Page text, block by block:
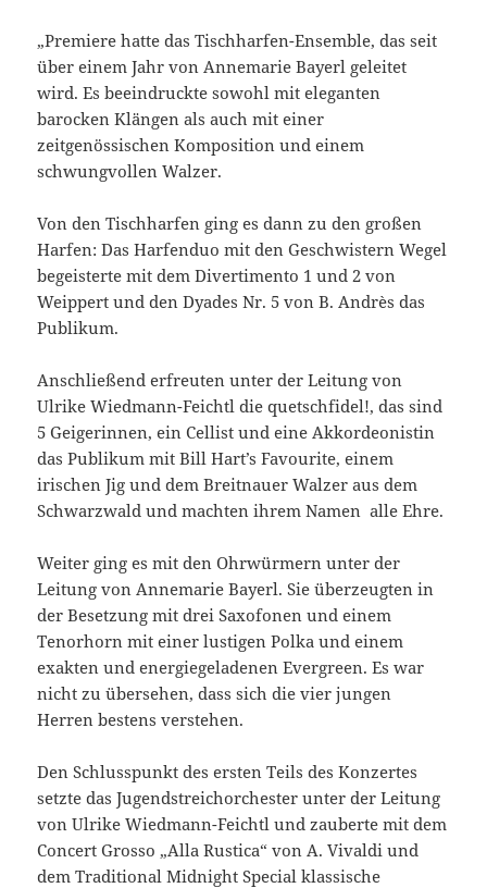
„Premiere hatte das Tischharfen-Ensemble, das seit
über einem Jahr von Annemarie Bayerl geleitet
wird. Es beeindruckte sowohl mit eleganten
barocken Klängen als auch mit einer
zeitgenössischen Komposition und einem
schwungvollen Walzer.
Von den Tischharfen ging es dann zu den großen
Harfen: Das Harfenduo mit den Geschwistern Wegel
begeisterte mit dem Divertimento 1 und 2 von
Weippert und den Dyades Nr. 5 von B. Andrès das
Publikum.
Anschließend erfreuten unter der Leitung von
Ulrike Wiedmann-Feichtl die quetschfidel!, das sind
5 Geigerinnen, ein Cellist und eine Akkordeonistin
das Publikum mit Bill Hart’s Favourite, einem
irischen Jig und dem Breitnauer Walzer aus dem
Schwarzwald und machten ihrem Namen alle Ehre.
Weiter ging es mit den Ohrwürmern unter der
Leitung von Annemarie Bayerl. Sie überzeugten in
der Besetzung mit drei Saxofonen und einem
Tenorhorn mit einer lustigen Polka und einem
exakten und energiegeladenen Evergreen. Es war
nicht zu übersehen, dass sich die vier jungen
Herren bestens verstehen.
Den Schlusspunkt des ersten Teils des Konzertes
setzte das Jugendstreichorchester unter der Leitung
von Ulrike Wiedmann-Feichtl und zauberte mit dem
Concert Grosso „Alla Rustica“ von A. Vivaldi und
dem Traditional Midnight Special klassische